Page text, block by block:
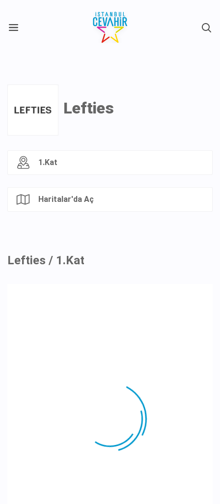
Lefties
1.Kat
Haritalar'da Aç
Lefties / 1.Kat